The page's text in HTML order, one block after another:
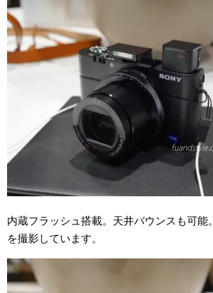
内蔵フラッシュ搭載。天井バウンスも可能
を撮影しています。